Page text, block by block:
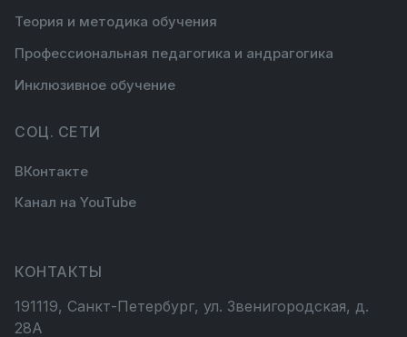
Теория и методика обучения
Профессиональная педагогика и андрагогика
Инклюзивное обучение
СОЦ. СЕТИ
ВКонтакте
Канал на YouTube
КОНТАКТЫ
191119, Санкт-Петербург, ул. Звенигородская, д.
28А